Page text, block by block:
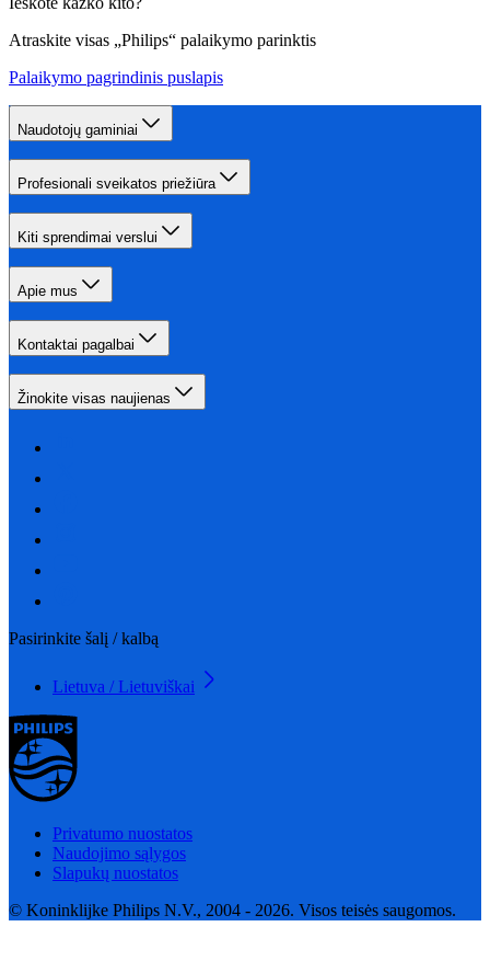
Atraskite visas „Philips“ palaikymo parinktis
Palaikymo pagrindinis puslapis
Naudotojų gaminiai
Profesionali sveikatos priežiūra
Kiti sprendimai verslui
Apie mus
Kontaktai pagalbai
Žinokite visas naujienas
Pasirinkite šalį / kalbą
Lietuva / Lietuviškai
Privatumo nuostatos
Naudojimo sąlygos
Slapukų nuostatos
© Koninklijke Philips N.V., 2004 - 2026. Visos teisės saugomos.